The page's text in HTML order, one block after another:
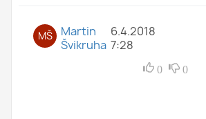
MŠ
Martin
Švikruha
6.4.2018
7:28
0 0